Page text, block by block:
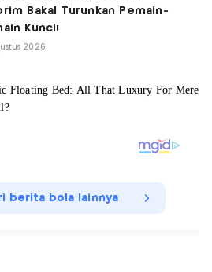
Bakal Turunkan Pemain-
Kunci!
2026
berita bola lainnya